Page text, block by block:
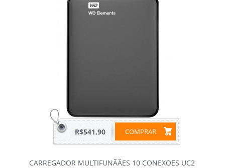
COMPRAR
R$541,90
CARREGADOR MULTIFUNÃÃES 10 CONEXOES UC2